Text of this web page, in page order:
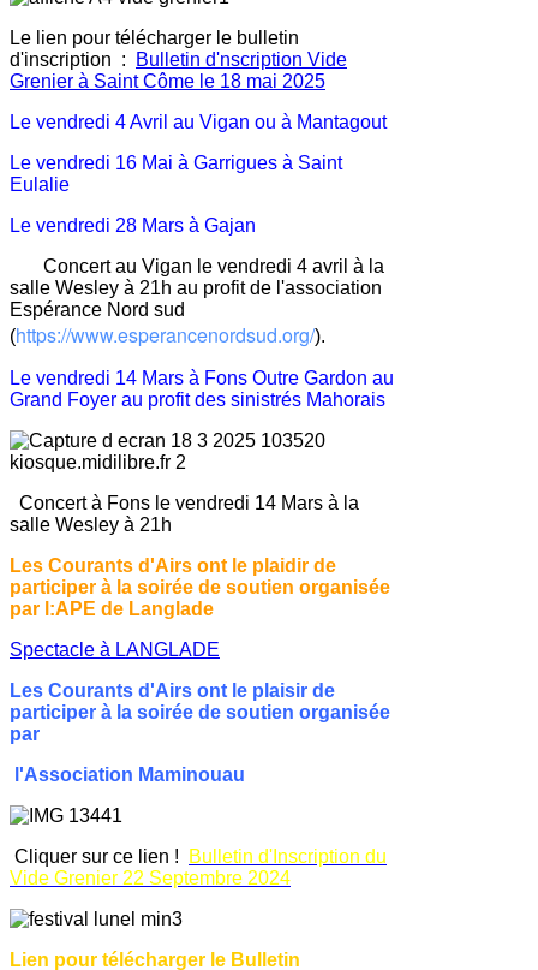
Le lien pour télécharger le bulletin
d'inscription :
Bulletin d'nscription Vide
Grenier à Saint Côme le 18 mai 2025
Le vendredi 4 Avril au Vigan ou à Mantagout
Le vendredi 16 Mai à Garrigues à Saint
Eulalie
Le vendredi 28 Mars à Gajan
Concert au Vigan le vendredi 4 avril à la
salle Wesley à 21h au profit de l'association
Espérance Nord sud
(https://www.esperancenordsud.org/).
Le vendredi 14 Mars à Fons Outre Gardon au
Grand Foyer au profit des sinistrés Mahorais
Concert à Fons le vendredi 14 Mars à la
salle Wesley à 21h
Les Courants d'Airs ont le plaidir de
participer à la soirée de soutien organisée
par l:APE de Langlade
Spectacle à LANGLADE
Les Courants d'Airs ont le plaisir de
participer à la soirée de soutien organisée
par
l'Association Maminouau
Cliquer sur ce lien !
Bulletin d'Inscription du
Vide Grenier 22 Septembre 2024
Lien pour télécharger le Bulletin